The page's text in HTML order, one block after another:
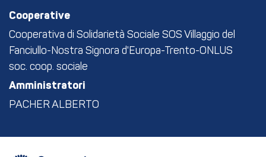
Cooperative
Cooperativa di Solidarietà Sociale SOS Villaggio del
Fanciullo-Nostra Signora d'Europa-Trento-ONLUS
soc. coop. sociale
Amministratori
PACHER ALBERTO